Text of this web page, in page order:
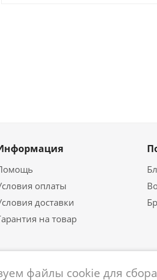
оплаты
доставки
на товар
файлы cookie для